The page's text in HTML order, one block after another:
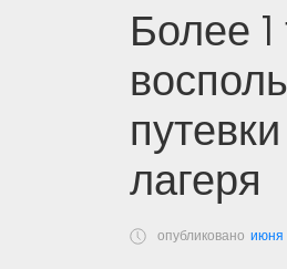
Более
лагеря
опубликовано июня